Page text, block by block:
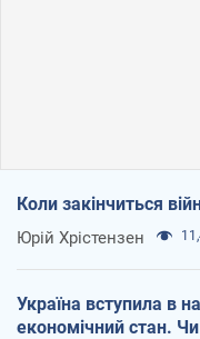
Коли закінчиться
Юрій Хрістензен
Україна вступила в
економічний стан. Чи